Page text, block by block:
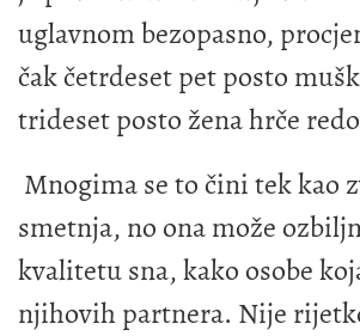
uglavnom bezopasno,
čak četrdeset pet posto
trideset posto žena hrče
Mnogima se to čini tek kao
smetnja, no ona može
kvalitetu sna, kako osobe
njihovih partnera. Nije